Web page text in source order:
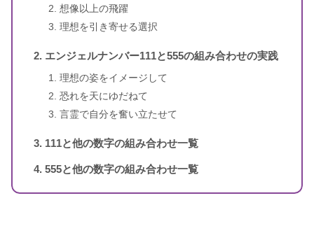
ト・ブラウン
訳者 牧野・M・美枝
出版年 2007年1月
4桁のエンジェルナンバー
想像以上の飛躍
理想を引き寄せる選択
エンジェルナンバー111と555の組み合わせの実践
理想の姿をイメージして
恐れを天にゆだねて
言霊で自分を奮い立たせて
111と他の数字の組み合わせ一覧
555と他の数字の組み合わせ一覧